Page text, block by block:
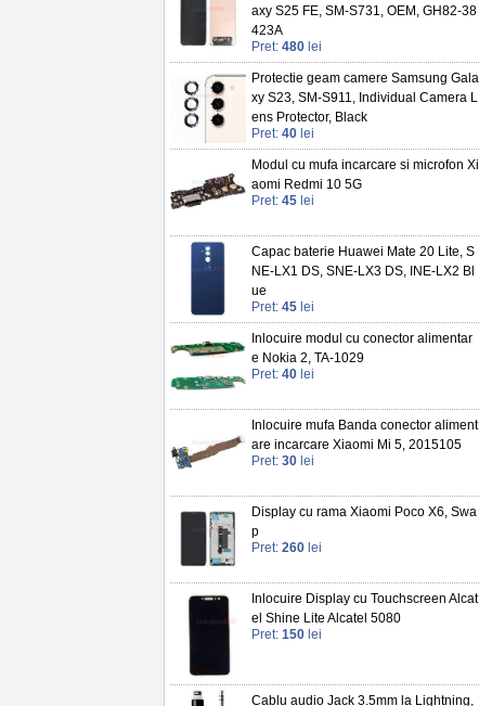
axy S25 FE, SM-S731, OEM, GH82-38
423A
Pret: 480 lei
Protectie geam camere Samsung Gala
xy S23, SM-S911, Individual Camera L
ens Protector, Black
Pret: 40 lei
Modul cu mufa incarcare si microfon Xi
aomi Redmi 10 5G
Pret: 45 lei
Capac baterie Huawei Mate 20 Lite, S
NE-LX1 DS, SNE-LX3 DS, INE-LX2 Bl
ue
Pret: 45 lei
Inlocuire modul cu conector alimentar
e Nokia 2, TA-1029
Pret: 40 lei
Inlocuire mufa Banda conector aliment
are incarcare Xiaomi Mi 5, 2015105
Pret: 30 lei
Display cu rama Xiaomi Poco X6, Swa
p
Pret: 260 lei
Inlocuire Display cu Touchscreen Alcat
el Shine Lite Alcatel 5080
Pret: 150 lei
Cablu audio Jack 3.5mm la Lightning,